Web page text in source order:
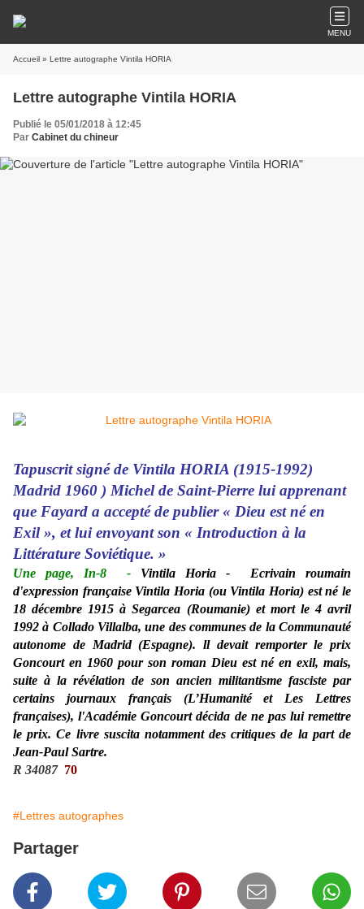
MENU
Accueil » Lettre autographe Vintila HORIA
Lettre autographe Vintila HORIA
Publié le 05/01/2018 à 12:45
Par Cabinet du chineur
Tapuscrit signé de Vintila HORIA (1915-1992)
Madrid 1960 ) Michel de Saint-Pierre lui apprenant
que Fayard a accepté de publier « Dieu est né en
Exil », et lui envoyant son « Introduction à la
Littérature Soviétique. »
Une page, In-8 - Vintila Horia - Ecrivain roumain
d'expression française Vintila Horia (ou Vintila Horia) est né le
18 décembre 1915 à Segarcea (Roumanie) et mort le 4 avril
1992 à Collado Villalba, une des communes de la Communauté
autonome de Madrid (Espagne). ll devait remporter le prix
Goncourt en 1960 pour son roman Dieu est né en exil, mais,
suite à la révélation de son ancien militantisme fasciste par
certains journaux français (L’Humanité et Les Lettres
françaises), l'Académie Goncourt décida de ne pas lui remettre
le prix. Ce livre suscita notamment des critiques de la part de
Jean-Paul Sartre.
R 34087 70
#Lettres autographes
Partager